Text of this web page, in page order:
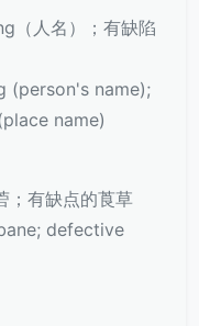
（人名）；有缺陷
(person's name);
name)
；有缺点的莨草
defective